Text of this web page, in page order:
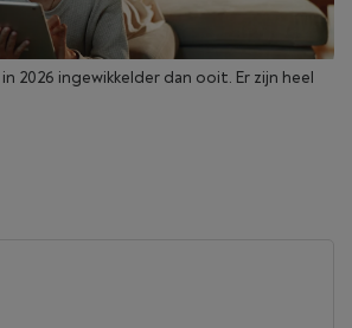
2026 ingewikkelder dan ooit. Er zijn heel